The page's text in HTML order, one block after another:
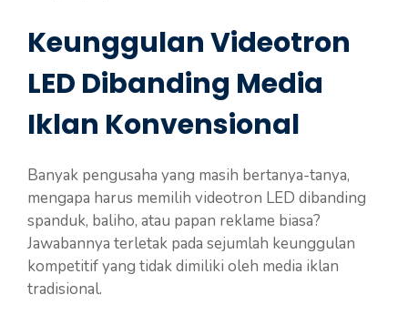
Keunggulan Videotron
LED Dibanding Media
Iklan Konvensional
Banyak pengusaha yang masih bertanya-tanya,
mengapa harus memilih videotron LED dibanding
spanduk, baliho, atau papan reklame biasa?
Jawabannya terletak pada sejumlah keunggulan
kompetitif yang tidak dimiliki oleh media iklan
tradisional.